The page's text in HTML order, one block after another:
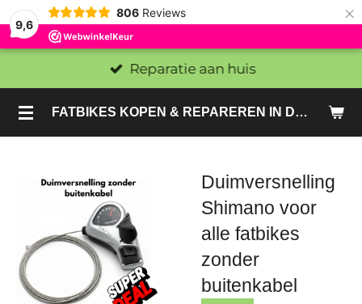
9,6
806 Reviews ×
FATBIKES KOPEN & REPAREREN IN DEN HAAG EN ZOETERMEER - SACHE BIKES
Reparatie aan huis
Duimversnelling
Shimano voor
alle fatbikes
zonder
buitenkabel